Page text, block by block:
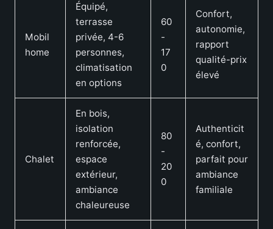
Mobil
home
Équipé,
terrasse
privée, 4-6
personnes,
climatisation
en options
60
-
17
0
Confort,
autonomie,
rapport
qualité-prix
élevé
Chalet
En bois,
isolation
renforcée,
espace
extérieur,
ambiance
chaleureuse
80
-
20
0
Authenticit
é, confort,
parfait pour
ambiance
familiale